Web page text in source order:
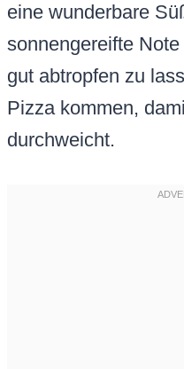
eine wunderbare
sonnengereifte
gut abtropfen zu
Pizza kommen,
durchweicht.